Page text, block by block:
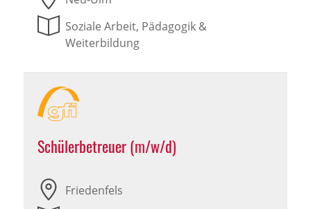
Soziale Arbeit, Pädagogik &
Weiterbildung
Schülerbetreuer (m/w/d)
Friedenfels